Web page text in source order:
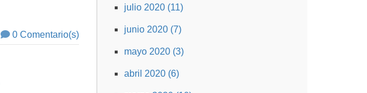
julio 2020 (11)
junio 2020 (7)
mayo 2020 (3)
abril 2020 (6)
0 Comentario(s)